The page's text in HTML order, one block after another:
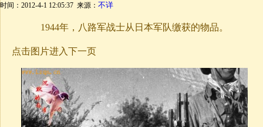
时间：2012-4-1 12:05:37 来源： 不详
1944年，八路军战士从日本军队缴获的物品。
点击图片进入下一页